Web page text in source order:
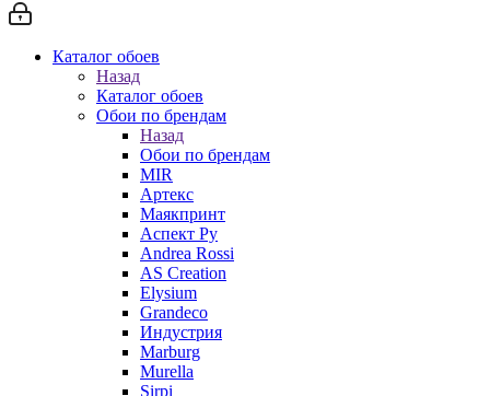
Каталог обоев
Назад
Каталог обоев
Обои по брендам
Назад
Обои по брендам
MIR
Артекс
Маякпринт
Аспект Ру
Andrea Rossi
AS Creation
Elysium
Grandeco
Индустрия
Marburg
Murella
Sirpi